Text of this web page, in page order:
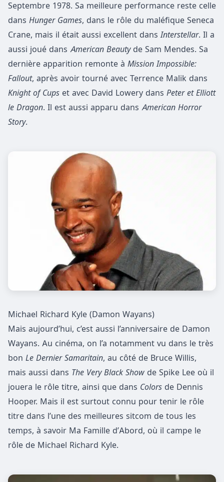
Septembre 1978. Sa meilleure performance reste celle
dans Hunger Games, dans le rôle du maléfique Seneca
Crane, mais il était aussi excellent dansInterstellar. Il a
aussi joué dans American Beautyde Sam Mendes. Sa
dernière apparition remonte à Mission Impossible:
Fallout, après avoir tourné avec Terrence Malik dans
Knight of Cups et avec David Lowery dans Peter et Elliott
le Dragon. Il est aussi apparu dans American Horror
Story.
Michael Richard Kyle (Damon Wayans)
Mais aujourd’hui, c’est aussi l’anniversaire de Damon
Wayans. Au cinéma, on l’a notamment vu dans le très
bon Le Dernier Samaritain, au côté de Bruce Willis,
mais aussi dans The Very Black Show de Spike Lee où il
jouera le rôle titre, ainsi que dans Colors de Dennis
Hooper. Mais il est surtout connu pour tenir le rôle
titre dans l’une des meilleures sitcom de tous les
temps, à savoir Ma Famille d’Abord, où il campe le
rôle de Michael Richard Kyle.